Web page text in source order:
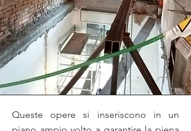
Queste opere si inseriscono in un